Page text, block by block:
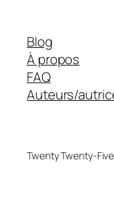
Blog
À propos
FAQ
Auteurs/
Twenty Twenty-Five